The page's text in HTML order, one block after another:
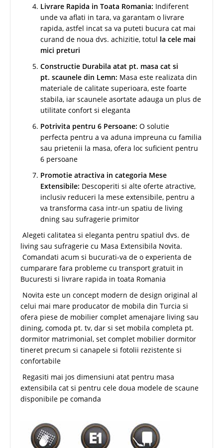
Livrare Rapida in Toata Romania: Indiferent
unde va aflati in tara, va garantam o livrare
rapida, astfel incat sa va puteti bucura cat mai
curand de noua dvs. achizitie, totul la cele mai
mici preturi
Constructie Durabila atat pt. masa cat si
pt. scaunele din Lemn: Masa este realizata din
materiale de calitate superioara, este foarte
stabila, iar scaunele asortate adauga un plus de
utilitate confort si eleganta
Potrivita pentru 6 Persoane: O solutie
perfecta pentru a va aduna impreuna cu familia
sau prietenii la masa, ofera loc suficient pentru
6 persoane
Promotie atractiva in categoria Mese
Extensibile: Descoperiti si alte oferte atractive,
inclusiv reduceri la mese extensibile, pentru a
va transforma casa intr-un spatiu de living
dning sau sufragerie primitor
Alegeti calitatea si eleganta pentru spatiul dvs. de
living sau sufragerie cu Masa Extensibila Novita.
Comandati acum si bucurati-va de o experienta de
cumparare fara probleme cu transport gratuit in
Bucuresti si livrare rapida in toata Romania
Novita este un concept modern de design original al
celui mai mare producator de mobila din Turcia si
ofera piese de mobilier complet amenajare living sau
dining, comoda pt. tv, dar si set mobila completa pt.
dormitor matrimonial, set complet mobilier dormitor
tineret precum si canapele si fotolii rezistente si
confortabile
Regasiti mai jos dimensiuni atat pentru masa
extensibila cat si pentru cele doua modele de scaune
disponibile pe comanda